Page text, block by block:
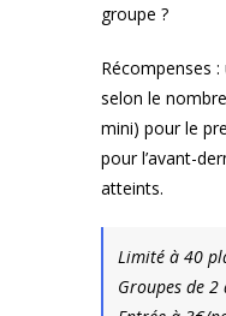
groupe ?
Récompenses
selon le
mini) pour le
pour l’avant-
atteints.
Limité à 40
Groupes de 2